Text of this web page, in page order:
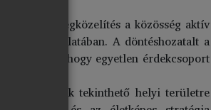
A megközelítés a közösség aktív
felülvizsgálatában. A döntéshozatalt a
hogy egyetlen érdekcsoport
homogénnek tekinthető helyi területre